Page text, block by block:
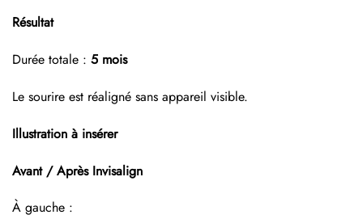
Résultat
Durée totale : 5 mois
Le sourire est réaligné sans appareil visible.
Illustration à insérer
Avant / Après Invisalign
À gauche :